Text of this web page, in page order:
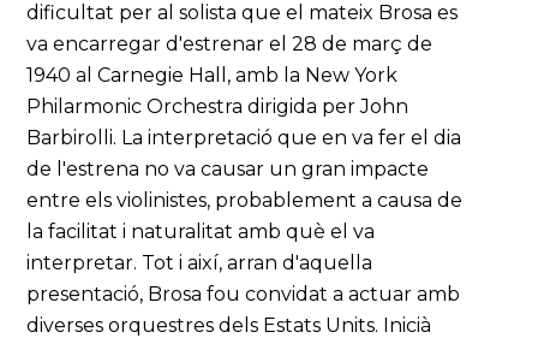
dificultat per al solista que el mateix Brosa es
va encarregar d'estrenar el 28 de març de
1940 al Carnegie Hall, amb la New York
Philarmonic Orchestra dirigida per John
Barbirolli. La interpretació que en va fer el dia
de l'estrena no va causar un gran impacte
entre els violinistes, probablement a causa de
la facilitat i naturalitat amb què el va
interpretar. Tot i així, arran d'aquella
presentació, Brosa fou convidat a actuar amb
diverses orquestres dels Estats Units. Inicià